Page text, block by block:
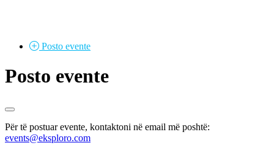
Posto evente
Posto evente
Për të postuar evente, kontaktoni në email më poshtë:
events@eksploro.com